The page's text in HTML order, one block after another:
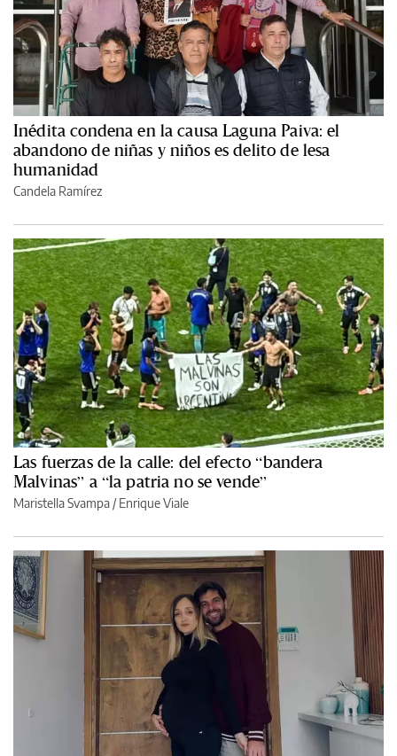
Inédita condena en la causa Laguna Paiva: el
abandono de niñas y niños es delito de lesa
humanidad
Candela Ramírez
Las fuerzas de la calle: del efecto “bandera
Malvinas” a “la patria no se vende”
Maristella Svampa /Enrique Viale